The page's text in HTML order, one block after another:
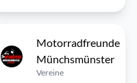
Motorradfreunde
Münchsmünster
Vereine